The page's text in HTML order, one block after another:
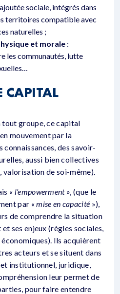
sociale, intégrés dans
territoires compatible avec
naturelles ;
et morale :
les communautés, lutte
CAPITAL
tout groupe, ce capital
mouvement par la
des savoir-
aussi bien collectives
valorisation de soi-même).
« l’empowerment», (que le
par «mise en capacité »),
de comprendre la situation
ses enjeux (règles sociales,
Ils acquièrent
acteurs et se situent dans
institutionnel, juridique,
leur permet de
pour faire entendre